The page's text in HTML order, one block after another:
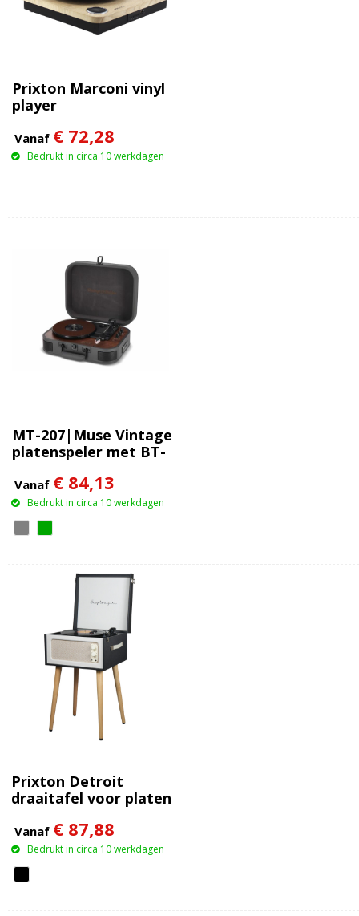
Prixton Marconi vinyl
player
Vanaf € 72,28
Bedrukt in circa 10 werkdagen
MT-207|Muse Vintage
platenspeler met BT-
Vanaf € 84,13
Bedrukt in circa 10 werkdagen
Prixton Detroit
draaitafel voor platen
Vanaf € 87,88
Bedrukt in circa 10 werkdagen